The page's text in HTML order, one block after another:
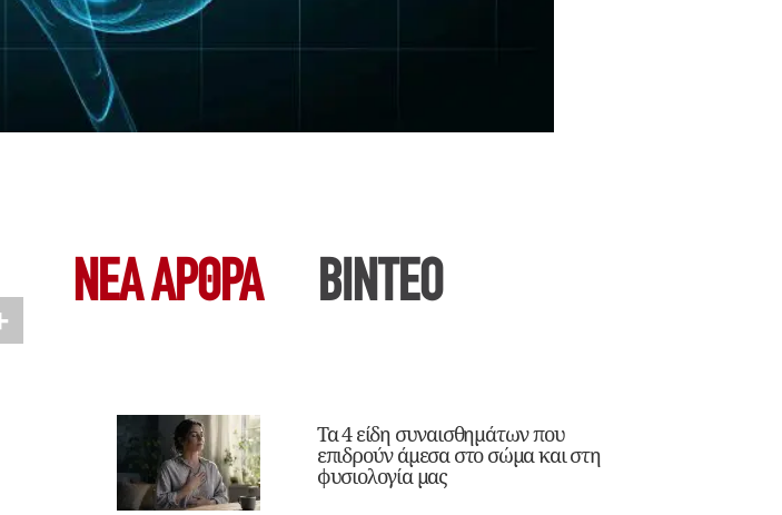
ΝΕΑ ΆΡΘΡΑ ΒΙΝΤΕΟ
Τα 4 είδη συναισθημάτων που
επιδρούν άμεσα στο σώμα και στη
φυσιολογία μας